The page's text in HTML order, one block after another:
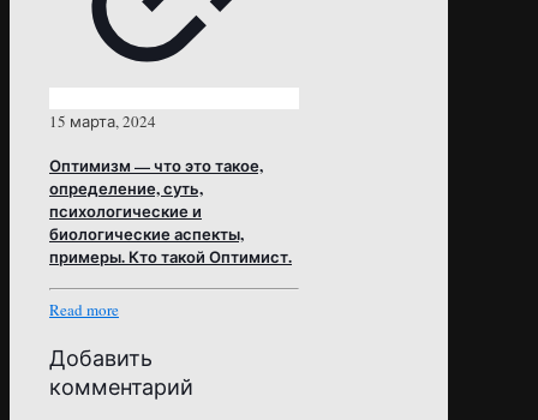
15 марта, 2024
Оптимизм — что это такое,
определение, суть,
психологические и
биологические аспекты,
примеры. Кто такой Оптимист.
Read more
Добавить
комментарий